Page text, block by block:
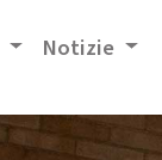
Notizie